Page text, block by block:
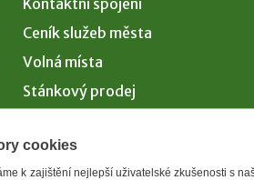
Kontaktní spojení
Ceník služeb města
Volná místa
Stánkový prodej
cookies
k zajištění nejlepší uživatelské zkušenosti s